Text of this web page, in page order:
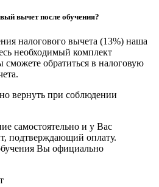
вычет после обучения?
налогового вычета (13%) наша
необходимый комплект
обратиться в налоговую
вернуть при соблюдении
самостоятельно и у Вас
подтверждающий оплату.
Вы официально